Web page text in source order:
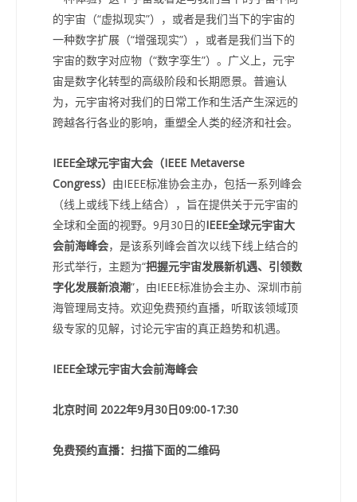
的宇宙（“虚拟现实”），或者是我们当下的宇宙的
一种数字扩展（“增强现实”），或者是我们当下的
宇宙的数字对应物（“数字孪生”）。广义上，元宇
宙是数字化转型的高级阶段和长期愿景。普遍认
为，元宇宙将对我们的日常工作和生活产生深远的
跨越各行各业的影响，重塑全人类的经济和社会。
IEEE全球元宇宙大会（IEEE Metaverse
Congress） 由IEEE标准协会主办，包括一系列峰会
（线上或线下线上结合），旨在提供关于元宇宙的
全球和全面的视野。9月30日的IEEE全球元宇宙大
会前海峰会，是该系列峰会首次以线下线上结合的
形式举行，主题为“把握元宇宙发展新机遇、引领数
字化发展新浪潮”，由IEEE标准协会主办、深圳市前
海管理局支持。欢迎免费预约直播，听取该领域顶
级专家的见解，讨论元宇宙的真正趋势和机遇。
IEEE全球元宇宙大会前海峰会
北京时间 2022年9月30日09:00-17:30
免费预约直播：扫描下面的二维码